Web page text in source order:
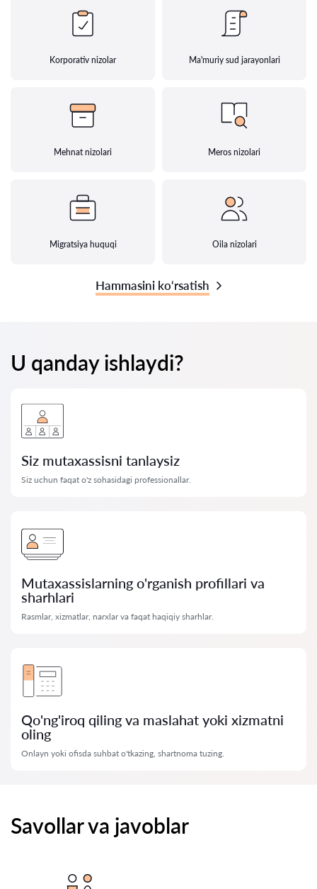
Korporativ nizolar Ma'muriy sud jarayonlari
Mehnat nizolari Meros nizolari
Migratsiya huquqi Oila nizolari
Hammasini ko‘rsatish
U qanday ishlaydi?
Siz mutaxassisni tanlaysiz
Siz uchun faqat o'z sohasidagi professionallar.
Mutaxassislarning o'rganish profillari va
sharhlari
Rasmlar, xizmatlar, narxlar va faqat haqiqiy sharhlar.
Qo'ng'iroq qiling va maslahat yoki xizmatni
oling
Onlayn yoki ofisda suhbat o'tkazing, shartnoma tuzing.
Savollar va javoblar